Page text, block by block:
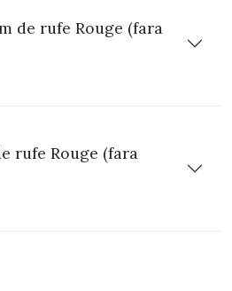
de rufe Rouge (fara
rufe Rouge (fara